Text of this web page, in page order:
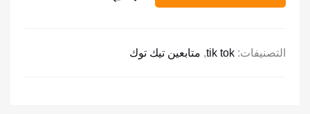
التصنيفات: tik tok
, متابعين تيك توك